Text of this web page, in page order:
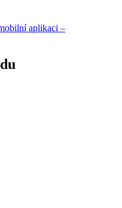
aplikaci –